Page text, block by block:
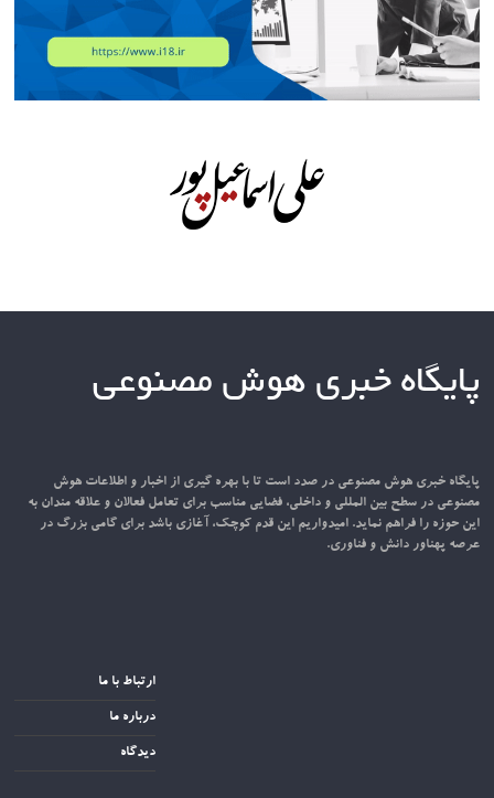
پایگاه خبری هوش مصنوعی
پایگاه خبری هوش مصنوعی در صدد است تا با بهره گیری از اخبار و اطلاعات هوش
مصنوعی در سطح بین المللی و داخلی، فضایی مناسب برای تعامل فعالان و علاقه مندان به
این حوزه را فراهم نماید. امیدواریم این قدم کوچک، آغازی باشد برای گامی بزرگ در
عرصه پهناور دانش و فناوری.
ارتباط با ما
درباره ما
دیدگاه